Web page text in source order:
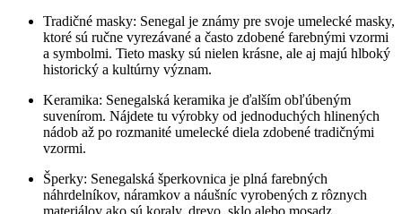
Tradičné masky: Senegal je známy pre svoje umelecké masky,
ktoré sú ručne vyrezávané a často zdobené farebnými vzormi
a symbolmi. Tieto masky sú nielen krásne, ale aj majú hlboký
historický a kultúrny význam.
Keramika: Senegalská keramika je ďalším obľúbeným
suvenírom. Nájdete tu výrobky od jednoduchých hlinených
nádob až po rozmanité umelecké diela zdobené tradičnými
vzormi.
Šperky: Senegalská šperkovnica je plná farebných
náhrdelníkov, náramkov a náušníc vyrobených z rôznych
materiálov ako sú koraly, drevo, sklo alebo mosadz.